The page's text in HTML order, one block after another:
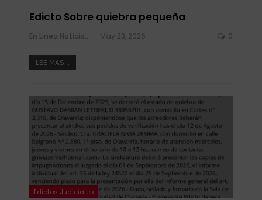
Edicto Sobre quiebra pequeña
En Linea Noticias May 23, 2026 0
LEE MAS...
Edictos Judiciales